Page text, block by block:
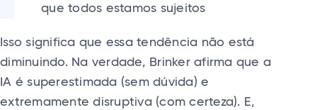
que todos estamos sujeitos
Isso significa que essa tendência não está
diminuindo. Na verdade, Brinker afirma que a
IA é superestimada (sem dúvida) e
extremamente disruptiva (com certeza). E,